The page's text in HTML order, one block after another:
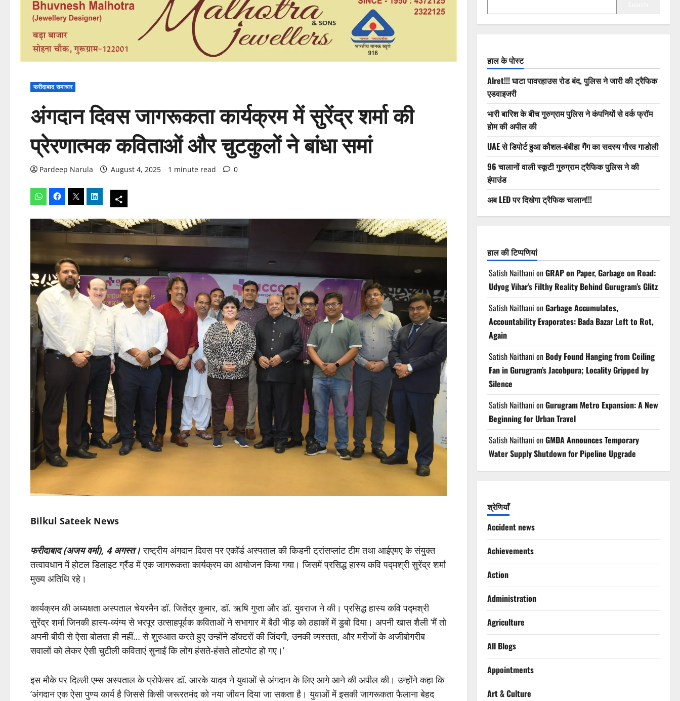
फरीदाबाद समाचार
अंगदान दिवस जागरूकता कार्यक्रम में सुरेंद्र शर्मा की
प्रेरणात्मक कविताओं और चुटकुलों ने बांधा समां
Pardeep Narula August 4, 2025 1 minute read 0
Bilkul Sateek News
फरीदाबाद (अजय वर्मा), 4 अगस्त। राष्ट्रीय अंगदान दिवस पर एकॉर्ड अस्पताल की किडनी ट्रांसप्लांट टीम तथा आईएमए के संयुक्त
तत्वावधान में होटल डिलाइट ग्रैंड में एक जागरूकता कार्यक्रम का आयोजन किया गया। जिसमें प्रसिद्ध हास्य कवि पद्मश्री सुरेंद्र शर्मा
मुख्य अतिथि रहे।
कार्यक्रम की अध्यक्षता अस्पताल चेयरमैन डॉ. जितेंद्र कुमार, डॉ. ऋषि गुप्ता और डॉ. युवराज ने की। प्रसिद्ध हास्य कवि पद्मश्री
सुरेंद्र शर्मा जिनकी हास्य-व्यंग्य से भरपूर उत्साहपूर्वक कविताओं ने सभागार में बैठी भीड़ को ठहाकों में डुबो दिया। अपनी खास शैली ‘मैं तो
अपनी बीवी से ऐसा बोलता ही नहीं… से शुरुआत करते हुए उन्होंने डॉक्टरों की जिंदगी, उनकी व्यस्तता, और मरीजों के अजीबोगरीब
सवालों को लेकर ऐसी चुटीली कविताएं सुनाईं कि लोग हंसते-हंसते लोटपोट हो गए।’
इस मौके पर दिल्ली एम्स अस्पताल के प्रोफेसर डॉ. आरके यादव ने युवाओं से अंगदान के लिए आगे आने की अपील की। उन्होंने कहा कि
‘अंगदान एक ऐसा पुण्य कार्य है जिससे किसी जरूरतमंद को नया जीवन दिया जा सकता है। युवाओं में इसकी जागरूकता फैलाना बेहद
हाल के पोस्ट
Alret!!! घाटा पावरहाउस रोड बंद, पुलिस ने जारी की ट्रैफिक
एडवाइजरी
भारी बारिश के बीच गुरुग्राम पुलिस ने कंपनियों से वर्क फ्रॉम
होम की अपील की
UAE से डिपोर्ट हुआ कौशल-बंबीहा गैंग का सदस्य गौरव गाडोली
96 चालानों वाली स्कूटी गुरुग्राम ट्रैफिक पुलिस ने की
इंपाउंड
अब LED पर दिखेगा ट्रैफिक चालान!!!
हाल की टिप्पणियां
Satish Naithani onGRAP on Paper, Garbage on Road:
Udyog Vihar’s Filthy Reality Behind Gurugram’s Glitz
Satish Naithani onGarbage Accumulates,
Accountability Evaporates: Bada Bazar Left to Rot,
Again
Satish Naithani on Body Found Hanging from Ceiling
Fan in Gurugram’s Jacobpura; Locality Gripped by
Silence
Satish Naithani onGurugram Metro Expansion: A New
Beginning for Urban Travel
Satish Naithani onGMDA Announces Temporary
Water Supply Shutdown for Pipeline Upgrade
श्रेणियाँ
Accident news
Achievements
Action
Administration
Agriculture
All Blogs
Appointments
Art & Culture